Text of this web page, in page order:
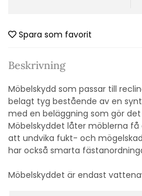
Spara som favorit
Beskrivning
Möbelskydd som passar till
belagt tyg bestående av en
med en beläggning som gör
Möbelskyddet låter möblerna
att undvika fukt- och
har också smarta
Möbelskyddet är endast